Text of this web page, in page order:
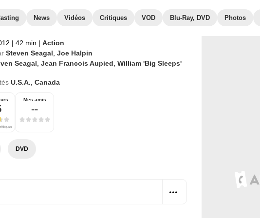
News Vidéos Critiques VOD Blu-Ray, DVD Photos
| 42 min | Action
Steven Seagal Joe Halpin
Seagal Jean Francois Aupied William 'Big Sleeps'
U.S.A. Canada
Mes amis
--
DVD